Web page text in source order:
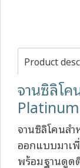
Product
จานซิลิโค
จานซิลิโคนส
ออกแบบมาเ
พร้อมฐานดูด